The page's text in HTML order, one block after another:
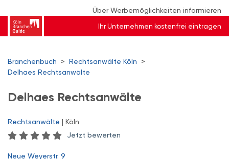
Über Werbemöglichkeiten informieren
Ihr Unternehmen kostenfrei eintragen
Branchenbuch > Rechtsanwälte Köln
>
Delhaes Rechtsanwälte
Delhaes Rechtsanwälte
Rechtsanwälte | Köln
Jetzt bewerten
Neue Weyerstr. 9